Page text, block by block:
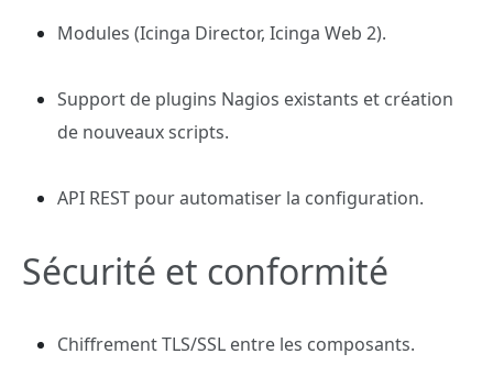
Modules (Icinga Director, Icinga Web 2).
Support de plugins Nagios existants et création
de nouveaux scripts.
API REST pour automatiser la configuration.
Sécurité et conformité
Chiffrement TLS/SSL entre les composants.